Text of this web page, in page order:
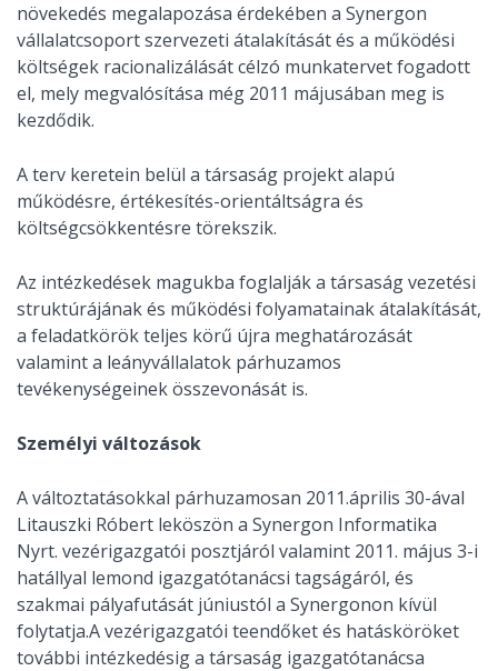
növekedés megalapozása érdekében a Synergon
vállalatcsoport szervezeti átalakítását és a működési
költségek racionalizálását célzó munkatervet fogadott
el, mely megvalósítása még 2011 májusában meg is
kezdődik.
A terv keretein belül a társaság projekt alapú
működésre, értékesítés-orientáltságra és
költségcsökkentésre törekszik.
Az intézkedések magukba foglalják a társaság vezetési
struktúrájának és működési folyamatainak átalakítását,
a feladatkörök teljes körű újra meghatározását
valamint a leányvállalatok párhuzamos
tevékenységeinek összevonását is.
Személyi változások
A változtatásokkal párhuzamosan 2011.április 30-ával
Litauszki Róbert leköszön a Synergon Informatika
Nyrt. vezérigazgatói posztjáról valamint 2011. május 3-i
hatállyal lemond igazgatótanácsi tagságáról, és
szakmai pályafutását júniustól a Synergonon kívül
folytatja.A vezérigazgatói teendőket és hatásköröket
további intézkedésig a társaság igazgatótanácsa